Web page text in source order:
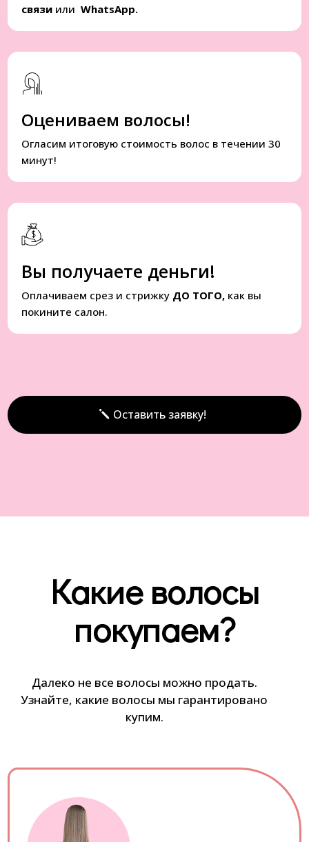
связи илиWhatsApp.
Оцениваем волосы!
Огласим итоговую стоимость волос в течении 30
минут!
Вы получаете деньги!
Оплачиваем срез и стрижку ДО ТОГО, как вы
покините салон.
Оставить заявку!
Какие волосы
покупаем?
Далеко не все волосы можно продать.
Узнайте, какие волосы мы гарантировано
купим.